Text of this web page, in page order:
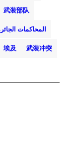
武装部队
المحاكمات
埃及 武装冲突